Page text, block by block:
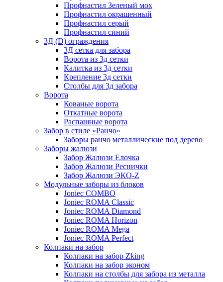
Профнастил Зеленый мох
Профнастил окрашенный
Профнастил серый
Профнастил синий
3Д (D) ограждения
3Д сетка для забора
Ворота из 3д сетки
Калитка из 3д сетки
Крепление 3д сетки
Столбы для 3д забора
Ворота
Кованые ворота
Откатные ворота
Распашные ворота
Забор в стиле «Ранчо»
Заборы ранчо металлические под дерево
Заборы жалюзи
Забор Жалюзи Елочка
Забор Жалюзи Реснички
Забор Жалюзи ЭКО-Z
Модульные заборы из блоков
Joniec COMBO
Joniec ROMA Classic
Joniec ROMA Diamond
Joniec ROMA Horizon
Joniec ROMA Mega
Joniec ROMA Perfect
Колпаки на забор
Колпаки на забор Zking
Колпаки на забор эконом
Колпаки на столбы для забора из металла